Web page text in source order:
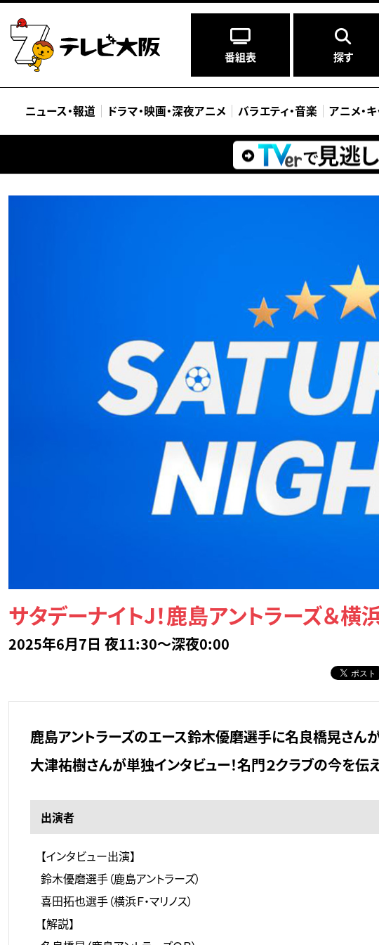
番組表 探す
ニュース・報道 ドラマ・映画・深夜アニメ バラエティ・音楽 アニメ・
サタデーナイトJ！鹿島アントラーズ＆横
2025年6月7日 夜11:30～深夜0:00
鹿島アントラーズのエース鈴木優磨選手に名良橋晃さん
大津祐樹さんが単独インタビュー！名門２クラブの今を伝え
出演者
【インタビュー出演】
鈴木優磨選手（鹿島アントラーズ）
喜田拓也選手（横浜Ｆ・マリノス）
【解説】